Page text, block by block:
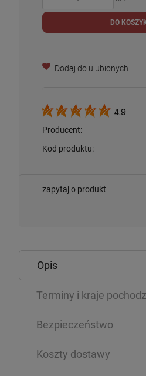
DO
Dodaj do ulubionych
4.9
Producent:
Kod produktu:
zapytaj o produkt
Opis
Terminy i kraje
Bezpieczeństwo
Koszty dostawy